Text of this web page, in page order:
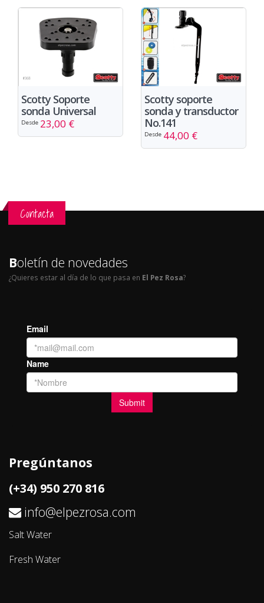
Scotty Soporte
sonda Universal
Desde 23,00 €
Scotty soporte
sonda y transductor
No.141
Desde 44,00 €
Contacta
Boletín de novedades
¿Quieres estar al día de lo que pasa en El Pez Rosa?
Pregúntanos
(+34) 950 270 816
info@elpezrosa.com
Salt Water
Fresh Water